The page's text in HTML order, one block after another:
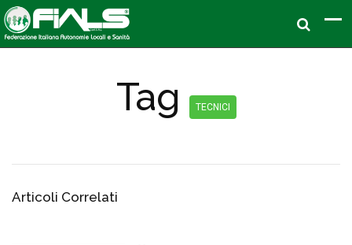
Tag TECNICI
Articoli Correlati